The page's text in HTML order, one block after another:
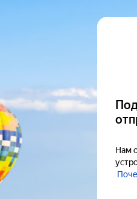
Нам